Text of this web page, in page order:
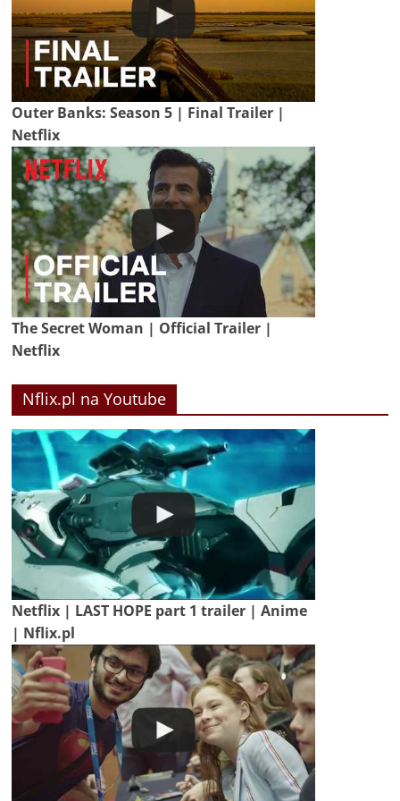
Outer Banks: Season 5 | Final Trailer |
Netflix
The Secret Woman | Official Trailer |
Netflix
Nflix.pl na Youtube
Netflix | LAST HOPE part 1 trailer | Anime
| Nflix.pl